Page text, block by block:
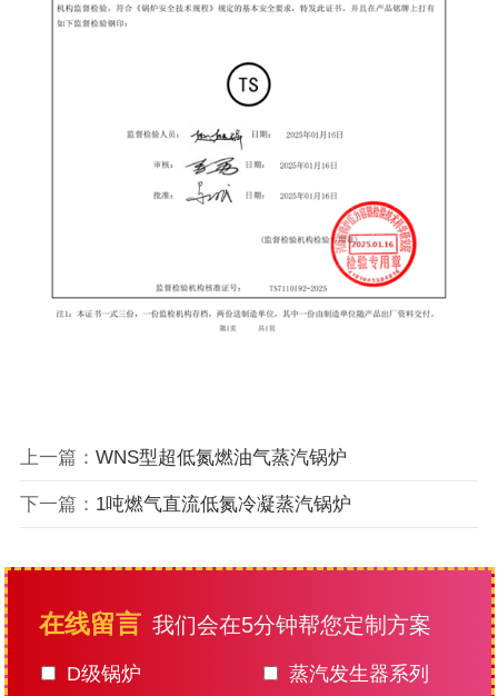
上一篇： WNS型超低氮燃油气蒸汽锅炉
下一篇： 1吨燃气直流低氮冷凝蒸汽锅炉
在线留言 我们会在5分钟帮您定制方案
D级锅炉
蒸汽发生器系列